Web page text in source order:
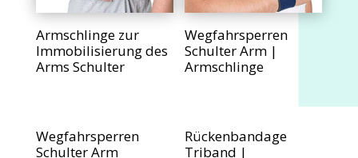
Armschlinge zur
Immobilisierung des
Arms Schulter
Wegfahrsperren
Schulter Arm |
Armschlinge
Wegfahrsperren
Schulter Arm
Rückenbandage
Triband |